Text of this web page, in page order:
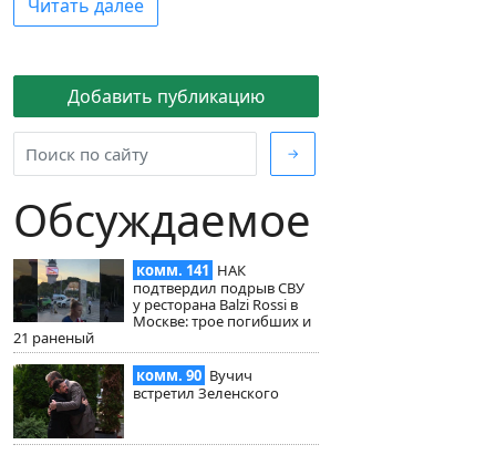
Добавить публикацию
→
Обсуждаемое
комм. 141 НАК
подтвердил подрыв СВУ
у ресторана Balzi Rossi в
Москве: трое погибших и
21 раненый
комм. 90 Вучич
встретил Зеленского
Читать далее